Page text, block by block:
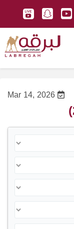
Mar 14, 2026